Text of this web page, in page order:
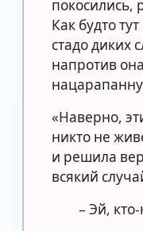
покосились,
Как будто
стадо диких
напротив
«Наверно,
никто не
и решила
всякий
– Эй,